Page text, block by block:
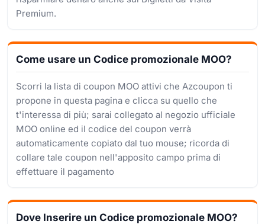
Premium.
Come usare un Codice promozionale MOO?
Scorri la lista di coupon MOO attivi che Azcoupon ti
propone in questa pagina e clicca su quello che
t'interessa di più; sarai collegato al negozio ufficiale
MOO online ed il codice del coupon verrà
automaticamente copiato dal tuo mouse; ricorda di
collare tale coupon nell'apposito campo prima di
effettuare il pagamento
Dove Inserire un Codice promozionale MOO?